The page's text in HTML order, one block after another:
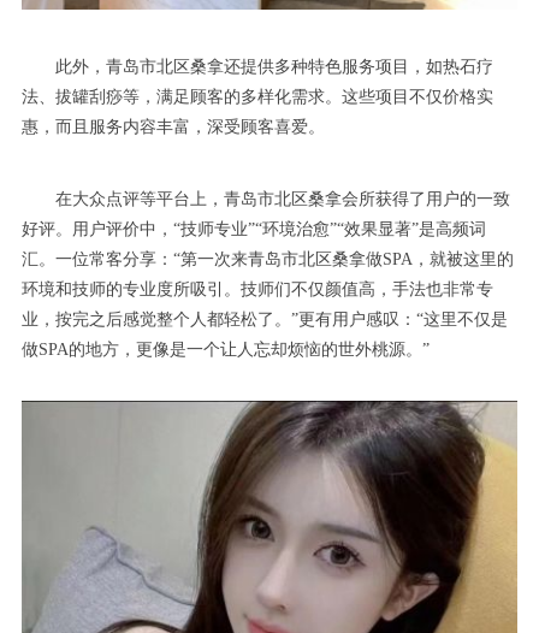
此外，青岛市北区桑拿还提供多种特色服务项目，如热石疗
法、拔罐刮痧等，满足顾客的多样化需求。这些项目不仅价格实
惠，而且服务内容丰富，深受顾客喜爱。
在大众点评等平台上，青岛市北区桑拿会所获得了用户的一致
好评。用户评价中，“技师专业”“环境治愈”“效果显著”是高频词
汇。一位常客分享：“第一次来青岛市北区桑拿做SPA，就被这里的
环境和技师的专业度所吸引。技师们不仅颜值高，手法也非常专
业，按完之后感觉整个人都轻松了。”更有用户感叹：“这里不仅是
做SPA的地方，更像是一个让人忘却烦恼的世外桃源。”